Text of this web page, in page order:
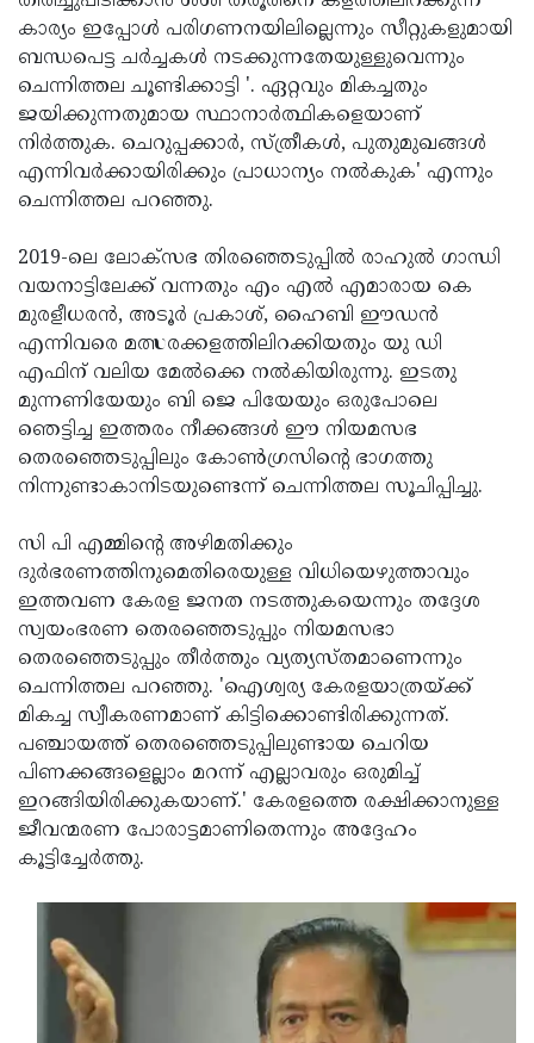
കാര്യം ഇപ്പോള്‍ പരിഗണനയിലില്ലെന്നും സീറ്റുകളുമായി
ബന്ധപെട്ട ചര്‍ച്ചകള്‍ നടക്കുന്നതേയുള്ളുവെന്നും
ചെന്നിത്തല ചൂണ്ടിക്കാട്ടി '. ഏറ്റവും മികച്ചതും
ജയിക്കുന്നതുമായ സ്ഥാനാര്‍ത്ഥികളെയാണ്
നിര്‍ത്തുക. ചെറുപ്പക്കാര്‍, സ്ത്രീകള്‍, പുതുമുഖങ്ങള്‍
എന്നിവര്‍ക്കായിരിക്കും പ്രാധാന്യം നല്‍കുക' എന്നും
ചെന്നിത്തല പറഞ്ഞു.
2019-ലെ ലോക്‌സഭ തിരഞ്ഞെടുപ്പില്‍ രാഹുല്‍ ഗാന്ധി
വയനാട്ടിലേക്ക് വന്നതും എം എല്‍ എമാരായ കെ
മുരളീധരന്‍, അടൂര്‍ പ്രകാശ്, ഹൈബി ഈഡന്‍
എന്നിവരെ മത്സരക്കളത്തിലിറക്കിയതും യു ഡി
എഫിന് വലിയ മേല്‍ക്കെ നല്‍കിയിരുന്നു. ഇടതു
മുന്നണിയേയും ബി ജെ പിയേയും ഒരുപോലെ
ഞെട്ടിച്ച ഇത്തരം നീക്കങ്ങള്‍ ഈ നിയമസഭ
തെരഞ്ഞെടുപ്പിലും കോണ്‍ഗ്രസിന്റെ ഭാഗത്തു
നിന്നുണ്ടാകാനിടയുണ്ടെന്ന് ചെന്നിത്തല സൂചിപ്പിച്ചു.
സി പി എമ്മിന്റെ അഴിമതിക്കും
ദുര്‍ഭരണത്തിനുമെതിരെയുള്ള വിധിയെഴുത്താവും
ഇത്തവണ കേരള ജനത നടത്തുകയെന്നും തദ്ദേശ
സ്വയംഭരണ തെരഞ്ഞെടുപ്പും നിയമസഭാ
തെരഞ്ഞെടുപ്പും തീര്‍ത്തും വ്യത്യസ്തമാണെന്നും
ചെന്നിത്തല പറഞ്ഞു. 'ഐശ്വര്യ കേരളയാത്രയ്ക്ക്
മികച്ച സ്വീകരണമാണ് കിട്ടിക്കൊണ്ടിരിക്കുന്നത്.
പഞ്ചായത്ത് തെരഞ്ഞെടുപ്പിലുണ്ടായ ചെറിയ
പിണക്കങ്ങളെല്ലാം മറന്ന് എല്ലാവരും ഒരുമിച്ച്
ഇറങ്ങിയിരിക്കുകയാണ്.' കേരളത്തെ രക്ഷിക്കാനുള്ള
ജീവന്മരണ പോരാട്ടമാണിതെന്നും അദ്ദേഹം
കൂട്ടിച്ചേര്‍ത്തു.